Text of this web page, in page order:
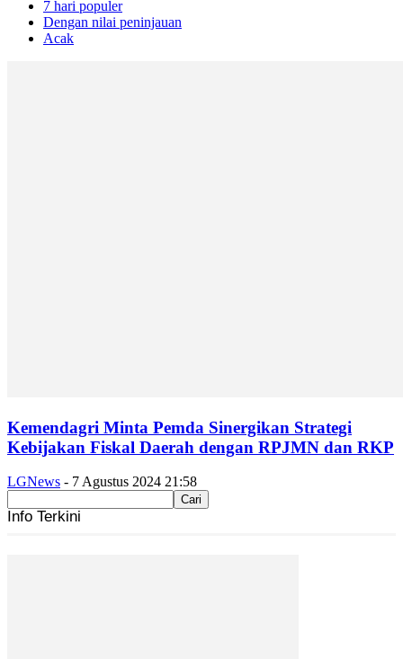
7 hari populer
Dengan nilai peninjauan
Acak
Kemendagri Minta Pemda Sinergikan Strategi
Kebijakan Fiskal Daerah dengan RPJMN dan RKP
LGNews - 7 Agustus 2024 21:58
Info Terkini